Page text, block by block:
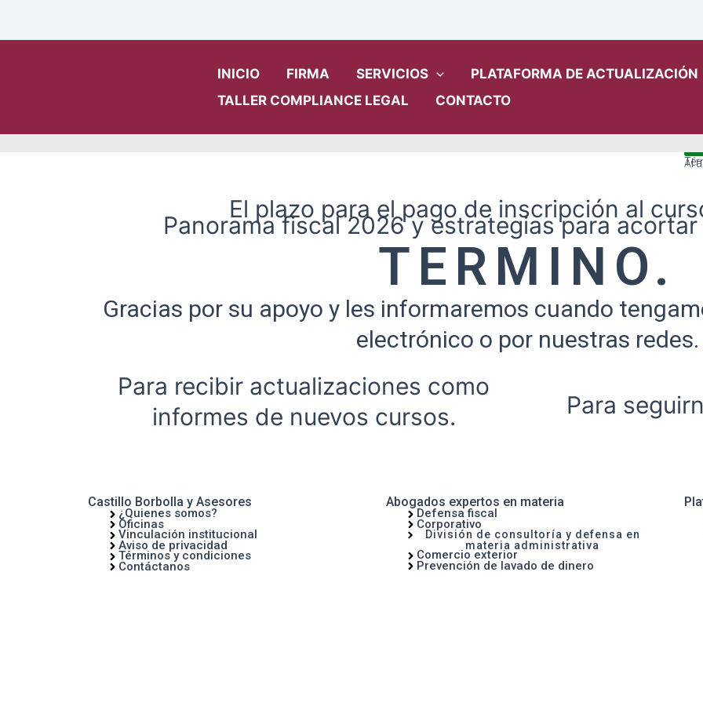
INICIO
FIRMA SERVICIOS PLATAFORMA DE ACTUALIZACIÓN
TALLER COMPLIANCE LEGAL
CONTACTO
Al
El plazo para el pago de inscripción al
Panorama fiscal 2026 y estrategias para
TERMINO.
Gracias por su apoyo y les informaremos cuando
electrónico o por nuestras redes.
Para recibir actualizaciones como
informes de nuevos cursos.
Para
Castillo Borbolla y Asesores
¿Quienes somos?
Oficinas
Vinculación institucional
Aviso de privacidad
Términos y condiciones
Contáctanos
Abogados expertos en materia
Defensa fiscal
Corporativo
División de consultoría y defensa en
materia administrativa
Comercio exterior
Prevención de lavado de dinero